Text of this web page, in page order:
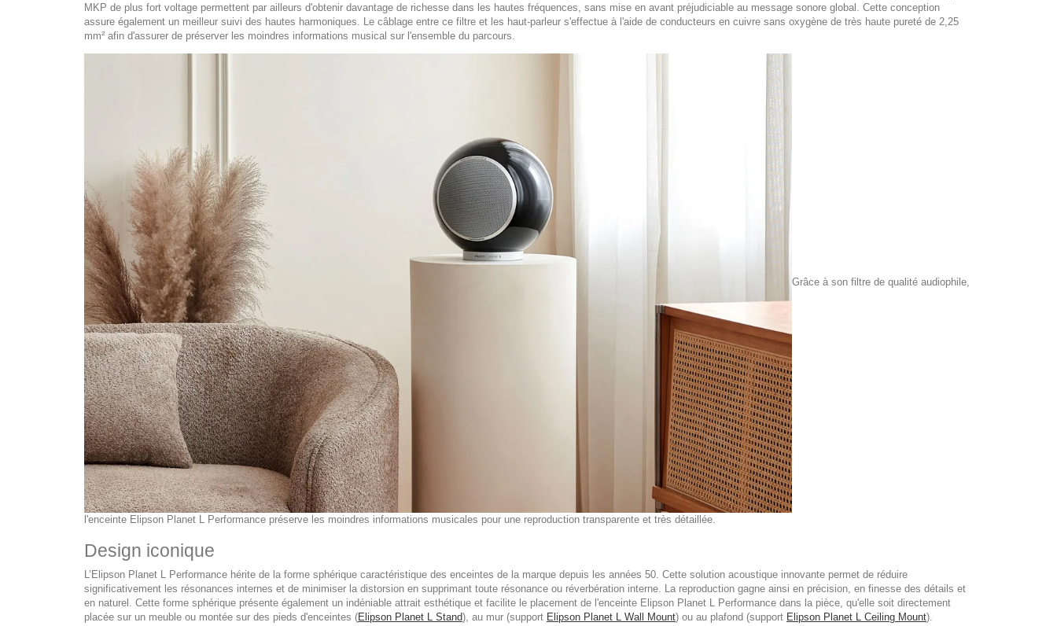
MKP de plus fort voltage permettent par ailleurs d'obtenir davantage de richesse dans les hautes fréquences, sans mise en avant préjudiciable au message sonore global. Cette conception
assure également un meilleur suivi des hautes harmoniques. Le câblage entre ce filtre et les haut-parleur s'effectue à l'aide de conducteurs en cuivre sans oxygène de très haute pureté de 2,25
mm² afin d'assurer de préserver les moindres informations musical sur l'ensemble du parcours.
Grâce à son filtre de qualité audiophile,
l'enceinte Elipson Planet L Performance préserve les moindres informations musicales pour une reproduction transparente et très détaillée.
Design iconique
L’Elipson Planet L Performance hérite de la forme sphérique caractéristique des enceintes de la marque depuis les années 50. Cette solution acoustique innovante permet de réduire
significativement les résonances internes et de minimiser la distorsion en supprimant toute résonance ou réverbération interne. La reproduction gagne ainsi en précision, en finesse des détails et
en naturel. Cette forme sphérique présente également un indéniable attrait esthétique et facilite le placement de l'enceinte Elipson Planet L Performance dans la pièce, qu'elle soit directement
placée sur un meuble ou montée sur des pieds d'enceintes (Elipson Planet L Stand), au mur (support Elipson Planet L Wall Mount) ou au plafond (support Elipson Planet L Ceiling Mount).